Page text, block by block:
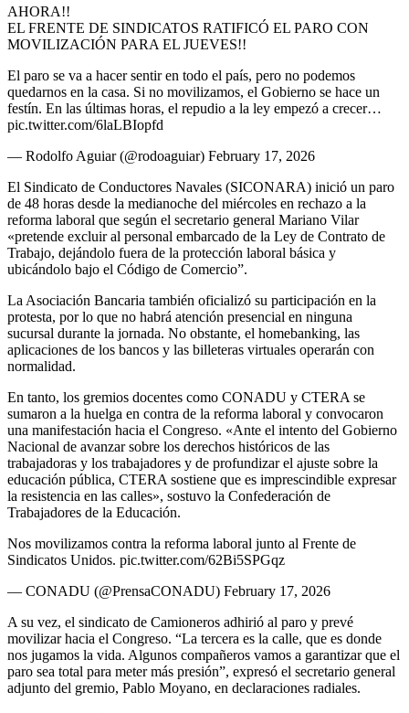
AHORA!!
EL FRENTE DE SINDICATOS RATIFICÓ EL PARO CON
MOVILIZACIÓN PARA EL JUEVES!!
El paro se va a hacer sentir en todo el país, pero no podemos
quedarnos en la casa. Si no movilizamos, el Gobierno se hace un
festín. En las últimas horas, el repudio a la ley empezó a crecer…
pic.twitter.com/6laLBIopfd
— Rodolfo Aguiar (@rodoaguiar) February 17, 2026
El Sindicato de Conductores Navales (SICONARA) inició un paro
de 48 horas desde la medianoche del miércoles en rechazo a la
reforma laboral que según el secretario general Mariano Vilar
«pretende excluir al personal embarcado de la Ley de Contrato de
Trabajo, dejándolo fuera de la protección laboral básica y
ubicándolo bajo el Código de Comercio”.
La Asociación Bancaria también oficializó su participación en la
protesta, por lo que no habrá atención presencial en ninguna
sucursal durante la jornada. No obstante, el homebanking, las
aplicaciones de los bancos y las billeteras virtuales operarán con
normalidad.
En tanto, los gremios docentes como CONADU y CTERA se
sumaron a la huelga en contra de la reforma laboral y convocaron
una manifestación hacia el Congreso. «Ante el intento del Gobierno
Nacional de avanzar sobre los derechos históricos de las
trabajadoras y los trabajadores y de profundizar el ajuste sobre la
educación pública, CTERA sostiene que es imprescindible expresar
la resistencia en las calles», sostuvo la Confederación de
Trabajadores de la Educación.
Nos movilizamos contra la reforma laboral junto al Frente de
Sindicatos Unidos. pic.twitter.com/62Bi5SPGqz
— CONADU (@PrensaCONADU) February 17, 2026
A su vez, el sindicato de Camioneros adhirió al paro y prevé
movilizar hacia el Congreso. “La tercera es la calle, que es donde
nos jugamos la vida. Algunos compañeros vamos a garantizar que el
paro sea total para meter más presión”, expresó el secretario general
adjunto del gremio, Pablo Moyano, en declaraciones radiales.